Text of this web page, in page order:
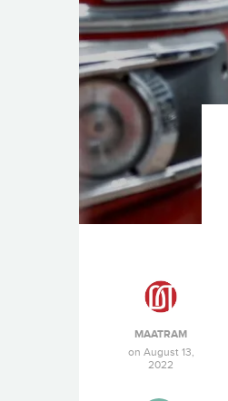
MAATRAM
on August 13,
2022